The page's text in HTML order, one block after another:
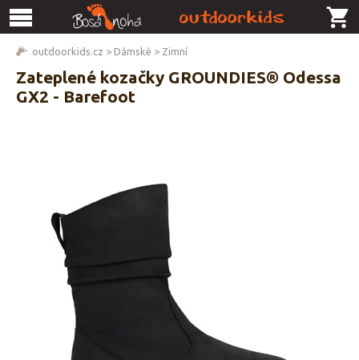
outdoorkids.cz > Dámské > Zimní
Zateplené kozačky GROUNDIES® Odessa
GX2 - Barefoot